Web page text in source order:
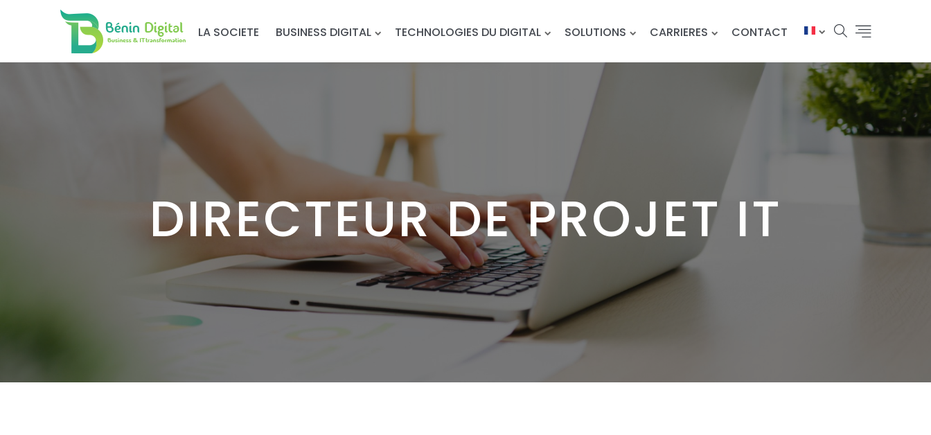
LA SOCIETE BUSINESS DIGITAL TECHNOLOGIES DU DIGITAL SOLUTIONS CARRIERES CONTACT
DIRECTEUR DE PROJET IT